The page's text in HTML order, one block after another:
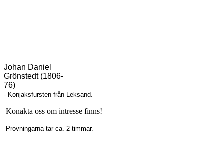
Johan Daniel
Grönstedt (1806-
76)
- Konjaksfursten från Leksand.
Konakta oss om intresse finns!
Provningarna tar ca. 2 timmar.